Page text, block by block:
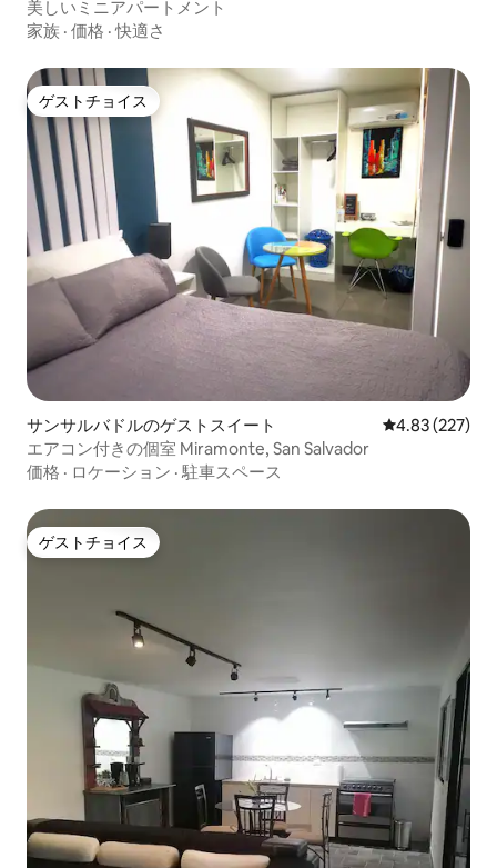
美しいミニアパートメント
家族 · 価格 ·快適さ
ゲストチョイス
ゲストチョイス
サンサルバドルのゲストスイート レビュー227
4.83 (227)
エアコン付きの個室 Miramonte, San Salvador
価格 · ロケーション ·駐車スペース
ゲストチョイス
ゲストチョイス